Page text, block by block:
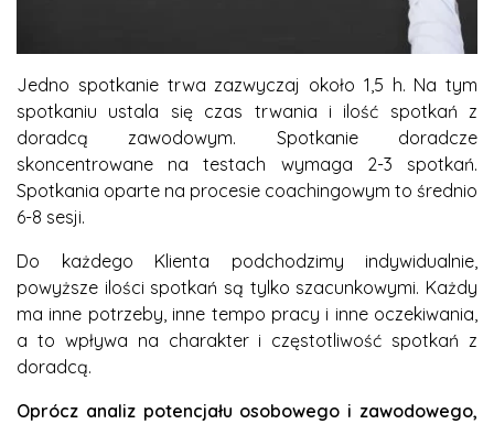
Jedno spotkanie trwa zazwyczaj około 1,5 h. Na tym
spotkaniu ustala się czas trwania i ilość spotkań z
doradcą zawodowym. Spotkanie doradcze
skoncentrowane na testach wymaga 2-3 spotkań.
Spotkania oparte na procesie coachingowym to średnio
6-8 sesji.
Do każdego Klienta podchodzimy indywidualnie,
powyższe ilości spotkań są tylko szacunkowymi. Każdy
ma inne potrzeby, inne tempo pracy i inne oczekiwania,
a to wpływa na charakter i częstotliwość spotkań z
doradcą.
Oprócz analiz potencjału osobowego i zawodowego,